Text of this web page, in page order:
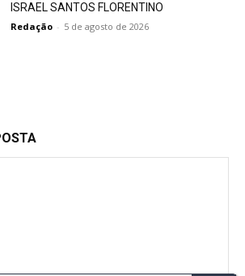
ISRAEL SANTOS FLORENTINO
Redação - 5 de agosto de 2026